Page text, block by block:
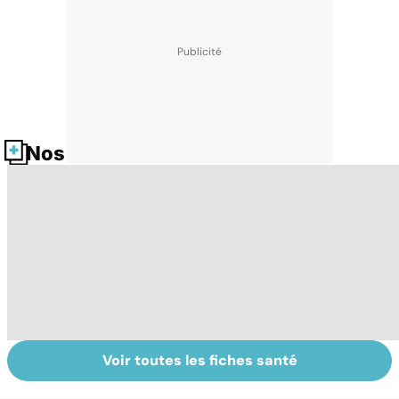
Nos fiches santé
Tout savoir sur
les infections
Inflammation des
amygdales : que
Voir toutes les fiches santé